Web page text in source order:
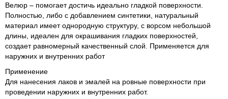
Велюр – помогает достичь идеально гладкой поверхности.
Полностью, либо с добавлением синтетики, натуральный
материал имеет однородную структуру, с ворсом небольшой
длины, идеален для окрашивания гладких поверхностей,
создает равномерный качественный слой. Применяется для
наружних и внутренних работ
Применение
Для нанесения лаков и эмалей на ровные поверхности при
проведении наружних и внутренних работ.